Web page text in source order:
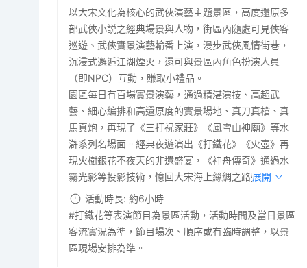
以大宋文化為核心的武俠演藝主題景區，高度還原多
部武俠小説之經典場景與人物，街區內隨處可見俠客
巡遊、武俠實景演藝輪番上演，漫步武俠風情街巷，
沉浸式邂逅江湖煙火，還可與景區內角色扮演人員
（即NPC）互動，賺取小禮品。
園區每日有百場實景演藝，通過精湛演技、高超武
藝、細心編排和高還原度的實景場地、真刀真槍、真
馬真炮，再現了《三打祝家莊》《風雪山神廟》等水
滸系列名場面。經典夜遊演出《打鐵花》《火壺》再
現火樹銀花不夜天的非遺盛宴，《神舟傳奇》通過水
霧光影等投影技術，憶回大宋海上絲綢之路盛景。
展開
活動時長: 約6小時
#打鐵花等表演節目為景區活動，活動時間及當日景區
客流實況為準，節目場次、順序或有臨時調整，以景
區現場安排為準。